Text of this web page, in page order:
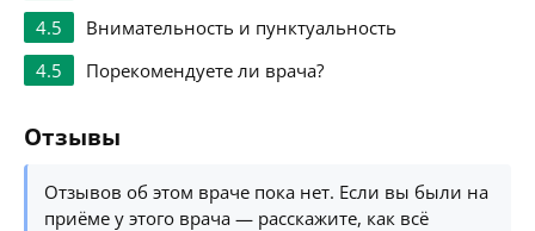
4.5
Внимательность и пунктуальность
4.5
Порекомендуете ли врача?
Отзывы
Отзывов об этом враче пока нет. Если вы были на
приёме у этого врача — расскажите, как всё